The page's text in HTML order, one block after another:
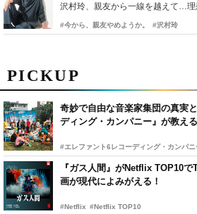
PICKUP
奇妙で自由な音楽家集団の真実
ディング・カンパニー』が教え
#エレファント6レコーディング・カンパニ
『ガス人間』がNetflix TOP10
画が現代によみがえる！
#Netflix #Netflix TOP10
沢村玲、親友から一線を越えて…
#今から、親友やめようか。 #沢村玲